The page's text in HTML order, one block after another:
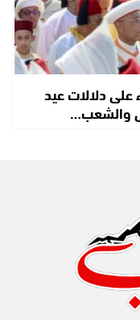
دلالات عيد
والشعب…